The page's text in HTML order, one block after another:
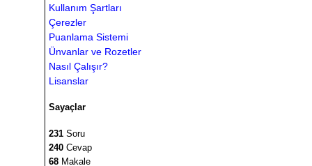
Kullanım Şartları
Çerezler
Puanlama Sistemi
Ünvanlar ve Rozetler
Nasıl Çalışır?
Lisanslar
Sayaçlar
231 Soru
240 Cevap
68 Makale